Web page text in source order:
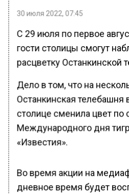
30 июля 2022, 07:45
С 29 июля по первое
гости столицы смогут
расцветку Останкинской
Дело в том, что на
Останкинская телебашня
столице сменила цвет по
Международного дня
«Известия».
Во время акции на
дневное время будет